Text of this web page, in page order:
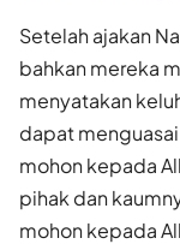
Setelah ajakan
bahkan mereka
menyatakan
dapat menguasai
mohon kepada
pihak dan
mohon kepada